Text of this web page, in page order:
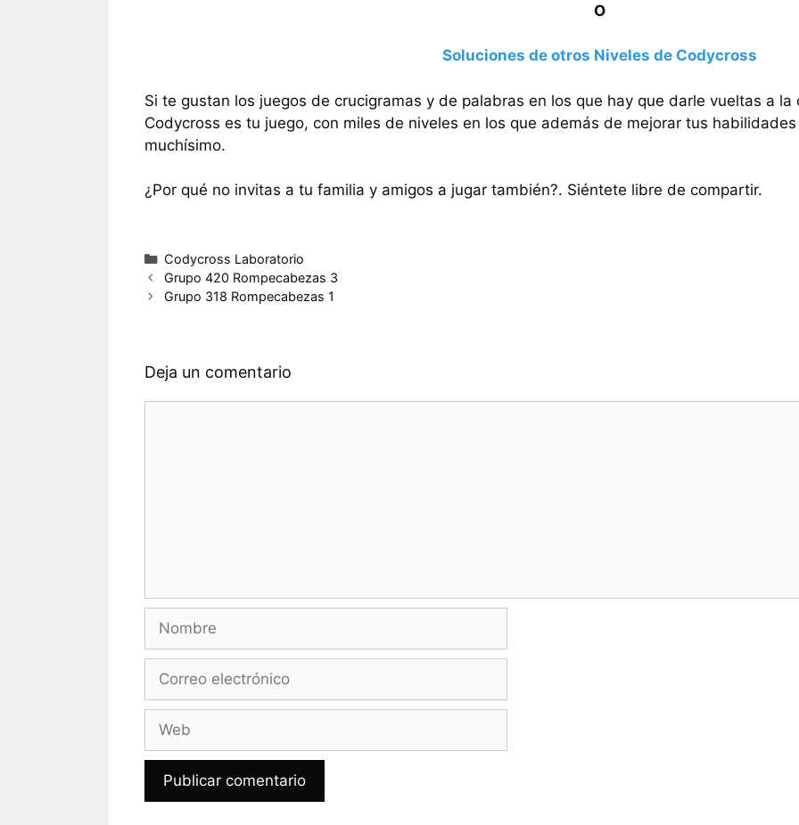
O
Soluciones de otros Niveles de Codycross
Si te gustan los juegos de crucigramas y de palabras en los que hay que darle vueltas a
Codycross es tu juego, con miles de niveles en los que además de mejorar tus
muchísimo.
¿Por qué no invitas a tu familia y amigos a jugar también?. Siéntete libre de compartir.
Categorías
Codycross Laboratorio
Grupo 420 Rompecabezas 3
Grupo 318 Rompecabezas 1
Deja un comentario
Nombre
Correo
Web